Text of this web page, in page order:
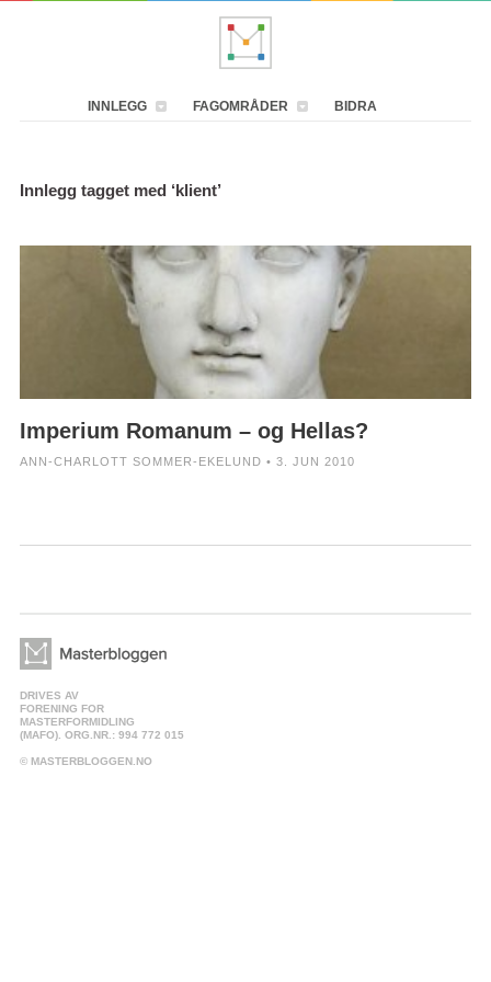
INNLEGG FAGOMRÅDER BIDRA
Innlegg tagget med ‘klient’
Imperium Romanum – og Hellas?
ANN-CHARLOTT SOMMER-EKELUND • 3. JUN 2010
DRIVES AV
FORENING FOR
MASTERFORMIDLING
(MAFO). ORG.NR.: 994 772 015
© MASTERBLOGGEN.NO